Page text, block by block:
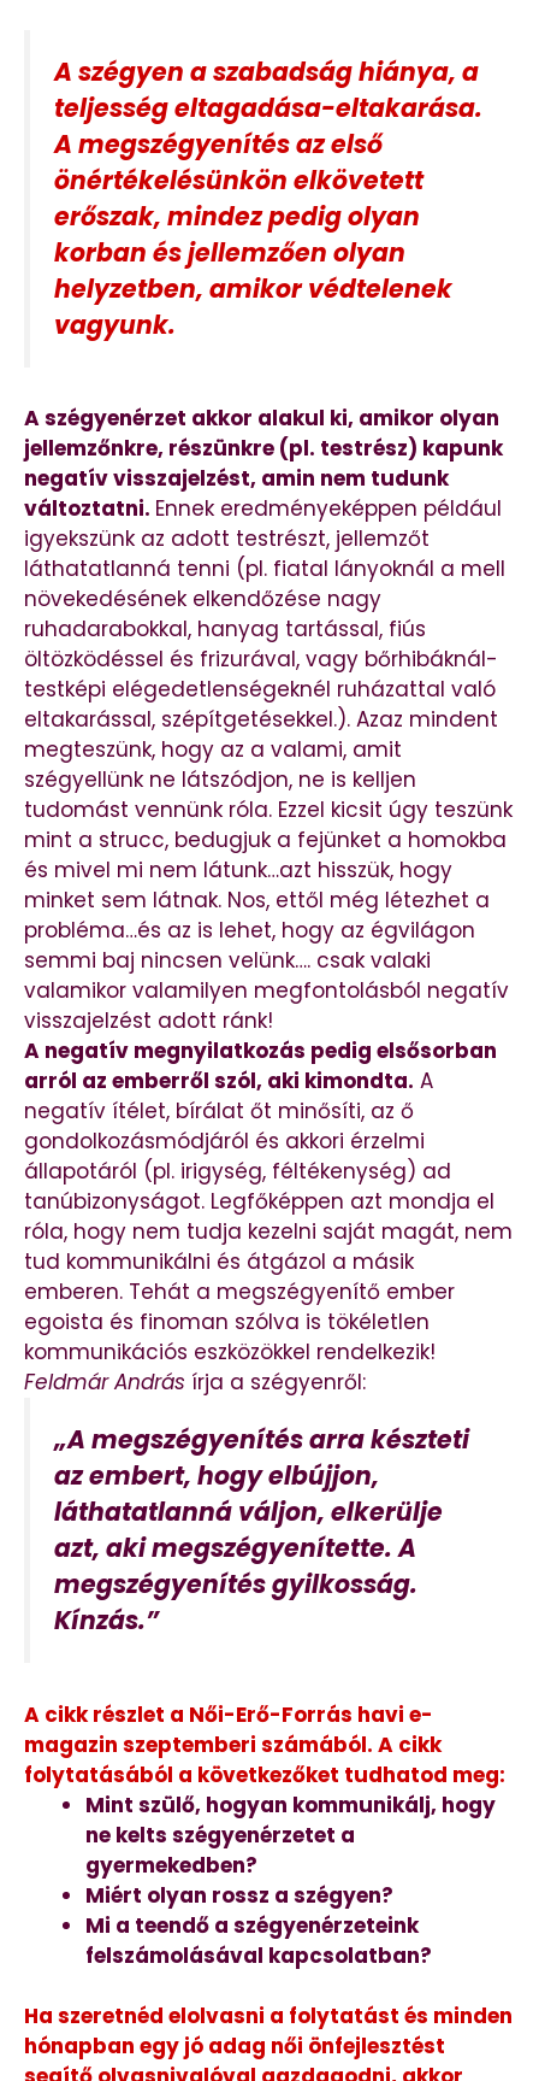
A szégyen a szabadság hiánya, a
teljesség eltagadása-eltakarása.
A megszégyenítés az első
önértékelésünkön elkövetett
erőszak, mindez pedig olyan
korban és jellemzően olyan
helyzetben, amikor védtelenek
vagyunk.
A szégyenérzet akkor alakul ki, amikor olyan
jellemzőnkre, részünkre (pl. testrész) kapunk
negatív visszajelzést, amin nem tudunk
változtatni. Ennek eredményeképpen például
igyekszünk az adott testrészt, jellemzőt
láthatatlanná tenni (pl. fiatal lányoknál a mell
növekedésének elkendőzése nagy
ruhadarabokkal, hanyag tartással, fiús
öltözködéssel és frizurával, vagy bőrhibáknál-
testképi elégedetlenségeknél ruházattal való
eltakarással, szépítgetésekkel.). Azaz mindent
megteszünk, hogy az a valami, amit
szégyellünk ne látszódjon, ne is kelljen
tudomást vennünk róla. Ezzel kicsit úgy teszünk
mint a strucc, bedugjuk a fejünket a homokba
és mivel mi nem látunk…azt hisszük, hogy
minket sem látnak. Nos, ettől még létezhet a
probléma…és az is lehet, hogy az égvilágon
semmi baj nincsen velünk…. csak valaki
valamikor valamilyen megfontolásból negatív
visszajelzést adott ránk!
A negatív megnyilatkozás pedig elsősorban
arról az emberről szól, aki kimondta. A
negatív ítélet, bírálat őt minősíti, az ő
gondolkozásmódjáról és akkori érzelmi
állapotáról (pl. irigység, féltékenység) ad
tanúbizonyságot. Legfőképpen azt mondja el
róla, hogy nem tudja kezelni saját magát, nem
tud kommunikálni és átgázol a másik
emberen. Tehát a megszégyenítő ember
egoista és finoman szólva is tökéletlen
kommunikációs eszközökkel rendelkezik!
Feldmár András írja a szégyenről:
„A megszégyenítés arra készteti
az embert, hogy elbújjon,
láthatatlanná váljon, elkerülje
azt, aki megszégyenítette. A
megszégyenítés gyilkosság.
Kínzás.”
A cikk részlet a Női-Erő-Forrás havi e-
magazin szeptemberi számából. A cikk
folytatásából a következőket tudhatod meg:
Mint szülő, hogyan kommunikálj, hogy
ne kelts szégyenérzetet a
gyermekedben?
Miért olyan rossz a szégyen?
Mi a teendő a szégyenérzeteink
felszámolásával kapcsolatban?
Ha szeretnéd elolvasni a folytatást és minden
hónapban egy jó adag női önfejlesztést